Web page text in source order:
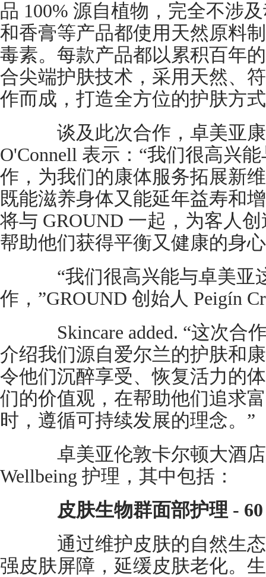
品 100% 源自植物，完全不涉
和香膏等产品都使用天然原料
毒素。每款产品都以累积百年
合尖端护肤技术，采用天然、
作而成，打造全方位的护肤方
谈及此次合作，卓美亚康
O'Connell 表示：“我们很高兴
作，为我们的康体服务拓展新
既能滋养身体又能延年益寿和
将与 GROUND 一起，为客人
帮助他们获得平衡又健康的身
“我们很高兴能与卓美亚
作，”GROUND 创始人 Peigín
Skincare added. “这次合
介绍我们源自爱尔兰的护肤和
令他们沉醉享受、恢复活力的
们的价值观，在帮助他们追求
时，遵循可持续发展的理念。”
卓美亚伦敦卡尔顿大酒店
Wellbeing 护理，其中包括：
皮肤生物群面部护理 -
通过维护皮肤的自然生态
强皮肤屏障，延缓皮肤老化。